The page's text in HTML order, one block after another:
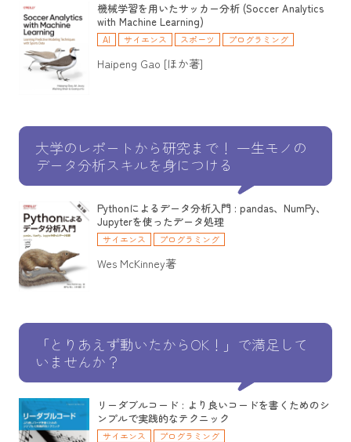
機械学習を用いたサッカー分析 (Soccer Analytics
with Machine Learning)
AI サイエンス スポーツ プログラミング
Haipeng Gao [ほか著]
大学のレポートから研究まで！ 一生モノの
データ分析スキルを身につける
Pythonによるデータ分析入門 : pandas、NumPy、
Jupyterを使ったデータ処理
サイエンス プログラミング
Wes McKinney著
「とりあえず動いたからOK！」で満足して
いませんか？
リーダブルコード : より良いコードを書くためのシ
ンプルで実践的なテクニック
サイエンス プログラミング